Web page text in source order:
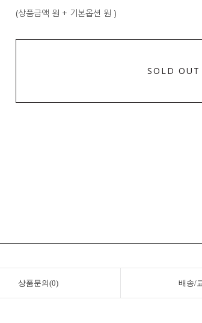
(상품금액 원 + 기본옵션 원 )
SOLD OUT
상품문의(0) 배송/